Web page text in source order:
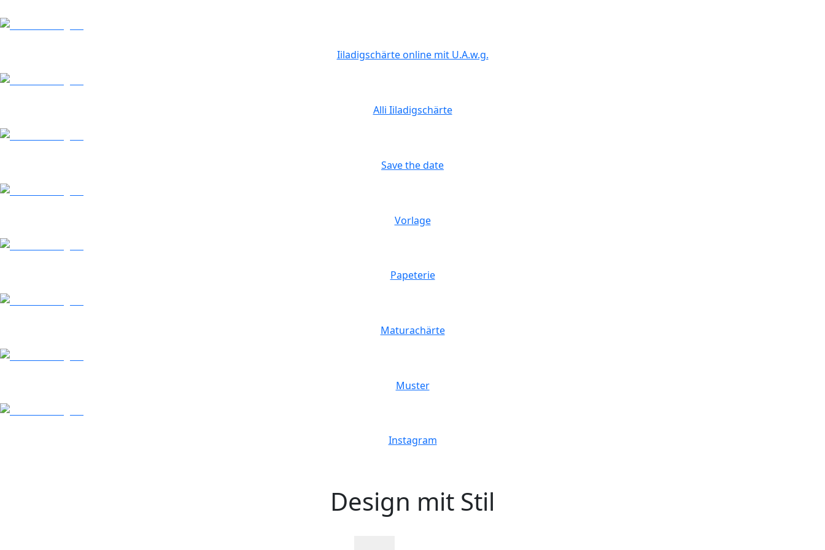
Iiladigschärte online mit U.A.w.g.
Alli Iiladigschärte
Save the date
Vorlage
Papeterie
Maturachärte
Muster
Instagram
Design mit Stil